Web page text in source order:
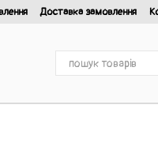
Доставка замовлення